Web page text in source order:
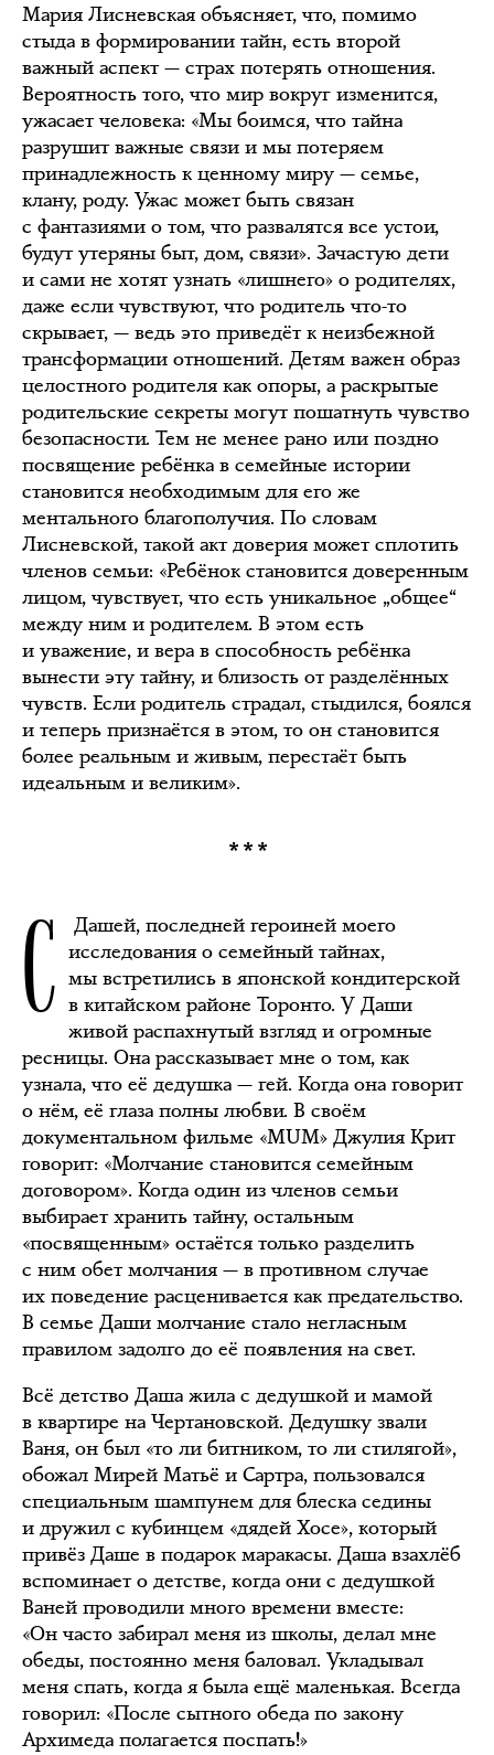
Мария Лисневская объясняет, что, помимо
стыда в формировании тайн, есть второй
важный аспект — страх потерять отношения.
Вероятность того, что мир вокруг изменится,
ужасает человека: «Мы боимся, что тайна
разрушит важные связи и мы потеряем
принадлежность к ценному миру — семье,
клану, роду. Ужас может быть связан
с фантазиями о том, что развалятся все устои,
будут утеряны быт, дом, связи». Зачастую дети
и сами не хотят узнать «лишнего» о родителях,
даже если чувствуют, что родитель что-то
скрывает, — ведь это приведёт к неизбежной
трансформации отношений. Детям важен образ
целостного родителя как опоры, а раскрытые
родительские секреты могут пошатнуть чувство
безопасности. Тем не менее рано или поздно
посвящение ребёнка в семейные истории
становится необходимым для его же
ментального благополучия. По словам
Лисневской, такой акт доверия может сплотить
членов семьи: «Ребёнок становится доверенным
лицом, чувствует, что есть уникальное „общее“
между ним и родителем. В этом есть
и уважение, и вера в способность ребёнка
вынести эту тайну, и близость от разделённых
чувств. Если родитель страдал, стыдился, боялся
и теперь признаётся в этом, то он становится
более реальным и живым, перестаёт быть
идеальным и великим».
***
С
Дашей, последней героиней моего
исследования о семейный тайнах,
мы встретились в японской кондитерской
в китайском районе Торонто. У Даши
живой распахнутый взгляд и огромные
ресницы. Она рассказывает мне о том, как
узнала, что её дедушка — гей. Когда она говорит
о нём, её глаза полны любви. В своём
документальном фильме «MUM» Джулия Крит
говорит: «Молчание становится семейным
договором». Когда один из членов семьи
выбирает хранить тайну, остальным
«посвященным» остаётся только разделить
с ним обет молчания — в противном случае
их поведение расценивается как предательство.
В семье Даши молчание стало негласным
правилом задолго до её появления на свет.
Всё детство Даша жила с дедушкой и мамой
в квартире на Чертановской. Дедушку звали
Ваня, он был «то ли битником, то ли стилягой»,
обожал Мирей Матьё и Сартра, пользовался
специальным шампунем для блеска седины
и дружил с кубинцем «дядей Хосе», который
привёз Даше в подарок маракасы. Даша взахлёб
вспоминает о детстве, когда они с дедушкой
Ваней проводили много времени вместе:
«Он часто забирал меня из школы, делал мне
обеды, постоянно меня баловал. Укладывал
меня спать, когда я была ещё маленькая. Всегда
говорил: «После сытного обеда по закону
Архимеда полагается поспать!»